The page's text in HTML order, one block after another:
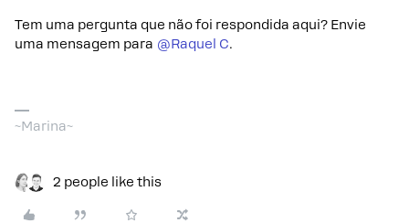
Tem uma pergunta que não foi respondida aqui? Envie
uma mensagem para @Raquel C.
~Marina~
2 people like this